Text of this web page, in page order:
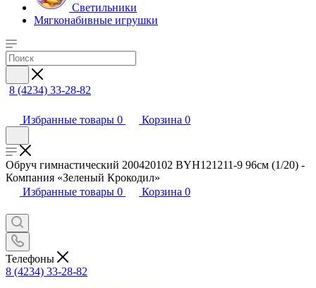
Светильники
Мягконабивные игрушки
8 (4234) 33-28-82
Избранные товары 0 Корзина 0
Обруч гимнастический 200420102 BYH121211-9 96см (1/20) -
Компания «Зеленый Крокодил»
Избранные товары 0 Корзина 0
Телефоны
8 (4234) 33-28-82